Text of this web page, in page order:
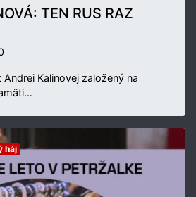
TEN RUS RAZ
Kalinovej založený na
háj